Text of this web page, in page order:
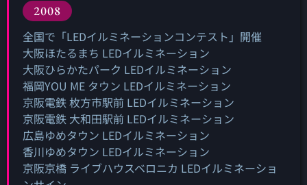
2008
全国で「LEDイルミネーションコンテスト」開催
大阪ほたるまち LEDイルミネーション
大阪ひらかたパーク LEDイルミネーション
福岡YOU ME タウン LEDイルミネーション
京阪電鉄 枚方市駅前 LEDイルミネーション
京阪電鉄 大和田駅前 LEDイルミネーション
広島ゆめタウン LEDイルミネーション
香川ゆめタウン LEDイルミネーション
京阪京橋 ライブハウスベロニカ LEDイルミネーショ